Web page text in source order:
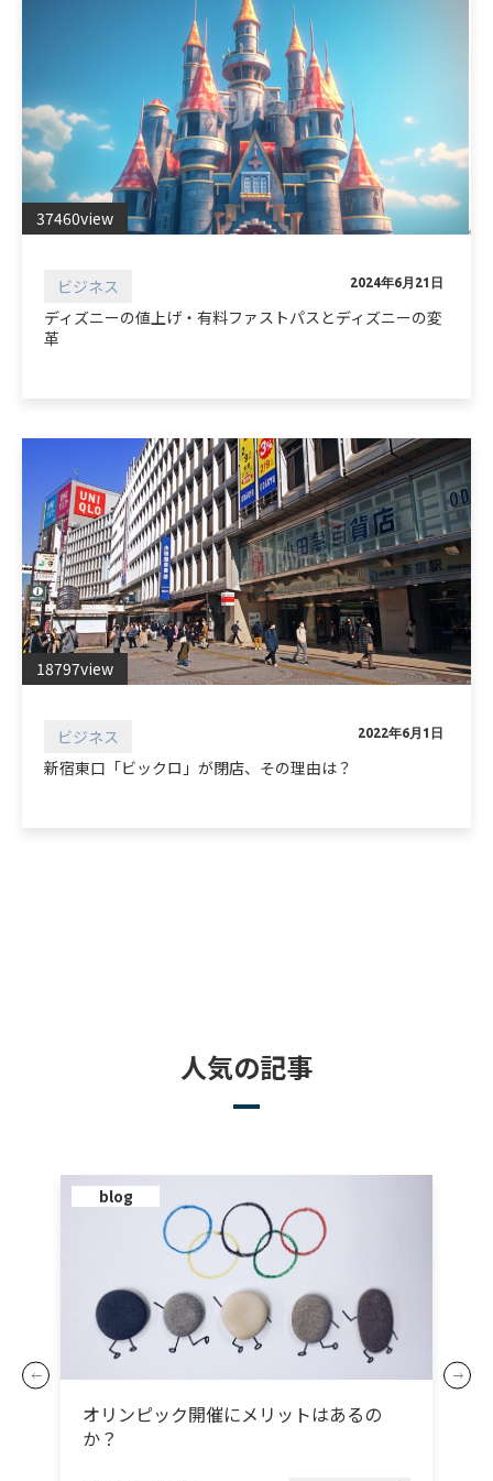
37460view
ビジネス 2024年6月21日
ディズニーの値上げ・有料ファストパスとディズニーの変
革
18797view
ビジネス 2022年6月1日
新宿東口「ビックロ」が閉店、その理由は？
人気の記事
blog
オリンピック開催にメリットはあるの
か？